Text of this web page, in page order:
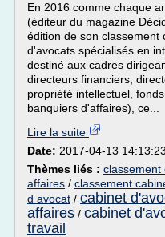
En 2016 comme chaque
(éditeur du magazine
édition de son classement
d'avocats spécialisés en
destiné aux cadres
directeurs financiers,
propriété intellectuel,
banquiers d'affaires), ce...
Lire la suite
Date: 2017-04-13 14:13:23
Thèmes liés : classement
affaires / classement
d avocat / cabinet
affaires / cabinet
travail